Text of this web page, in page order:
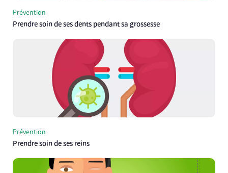
Prévention
Prendre soin de ses dents pendant sa grossesse
Prévention
Prendre soin de ses reins